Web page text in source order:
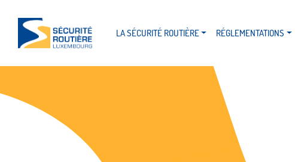
LA SÉCURITÉ ROUTIÈRE RÉGLEMENTATIONS